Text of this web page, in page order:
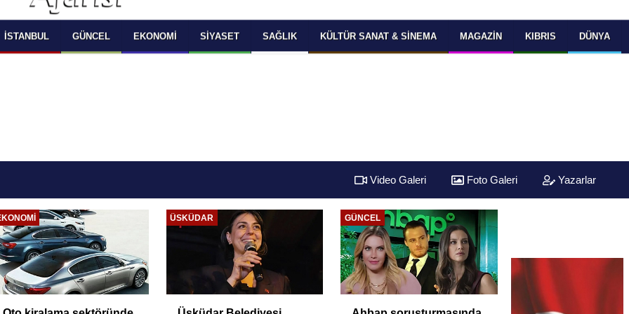
SELECT LANGUAGE YOU WOULD TO READ
OKUMAK İSTEDİĞİNİZ DİLİ SEÇİNİZ
Powered by
Translate
İSTANBUL GÜNCEL EKONOMI SIYASET SAĞLIK KÜLTÜR SANAT & SINEMA MAGAZIN KIBRIS DÜNYA
Video Galeri Foto Galeri Yazarlar
ÜSKÜDAR GÜNCEL